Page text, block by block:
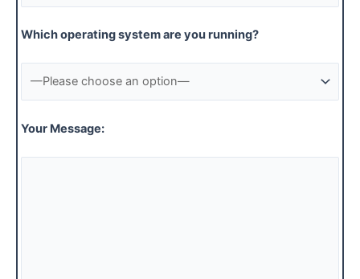
Which operating system are you running?
Your Message: